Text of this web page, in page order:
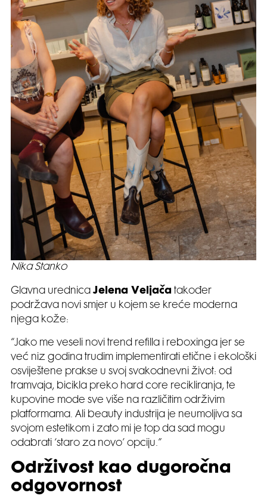
Nika Stanko
Glavna urednicaJelena Veljača također
podržava novi smjer u kojem se kreće moderna
njega kože:
“Jako me veseli novi trend refilla i reboxinga jer se
već niz godina trudim implementirati etične i ekološki
osviještene prakse u svoj svakodnevni život: od
tramvaja, bicikla preko hard core recikliranja, te
kupovine mode sve više na različitim održivim
platformama. Ali beauty industrija je neumoljiva sa
svojom estetikom i zato mi je top da sad mogu
odabrati ‘staro za novo’ opciju.”
Održivost kao dugoročna
odgovornost